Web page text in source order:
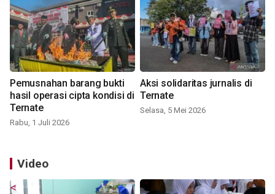
Pemusnahan barang bukti
hasil operasi cipta kondisi di
Ternate
Rabu, 1 Juli 2026
Aksi solidaritas jurnalis di
Ternate
Selasa, 5 Mei 2026
Video